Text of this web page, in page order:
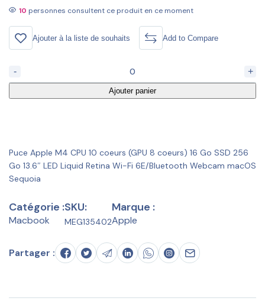
10 personnes consultent ce produit en ce moment
Ajouter à la liste de souhaits Add to Compare
- +
Ajouter panier
Puce Apple M4 CPU 10 coeurs (GPU 8 coeurs) 16 Go SSD 256
Go 13.6″ LED Liquid Retina Wi-Fi 6E/Bluetooth Webcam macOS
Sequoia
Catégorie :
Macbook
SKU:
MEG135402
Marque :
Apple
Partager :